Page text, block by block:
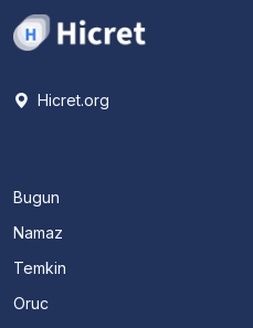
Hicret.org
Bugun
Namaz
Temkin
Oruc